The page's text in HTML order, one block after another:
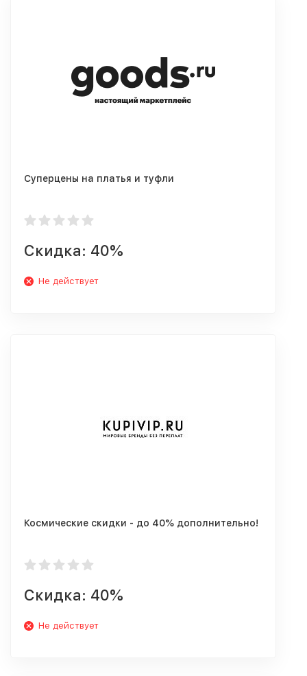
Суперцены на платья и туфли
Скидка: 40%
Не действует
Космические скидки - до 40% дополнительно!
Скидка: 40%
Не действует